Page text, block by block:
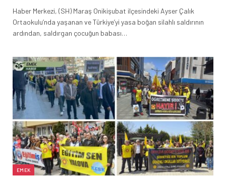
Haber Merkezi, (SH) Maraş Onikişubat ilçesindeki Ayser Çalık
Ortaokulu’nda yaşanan ve Türkiye’yi yasa boğan silahlı saldırının
ardından, saldırgan çocuğun babası…
EMEK